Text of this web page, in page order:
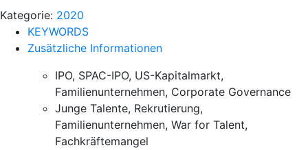
Kategorie: 2020
KEYWORDS
Zusätzliche Informationen
IPO, SPAC-IPO, US-Kapitalmarkt,
Familienunternehmen, Corporate Governance
Junge Talente, Rekrutierung,
Familienunternehmen, War for Talent,
Fachkräftemangel